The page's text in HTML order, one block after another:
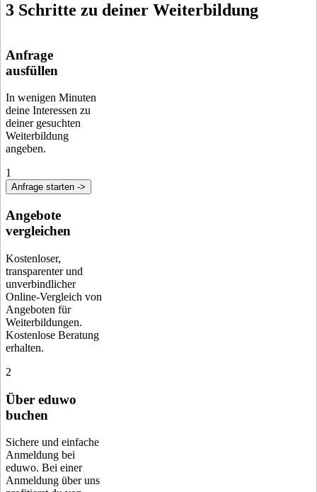
3 Schritte zu deiner Weiterbildung
Anfrage
ausfüllen
In wenigen Minuten
deine Interessen zu
deiner gesuchten
Weiterbildung
angeben.
1
Anfrage starten ->
Angebote
vergleichen
Kostenloser,
transparenter und
unverbindlicher
Online-Vergleich von
Angeboten für
Weiterbildungen.
Kostenlose Beratung
erhalten.
2
Über eduwo
buchen
Sichere und einfache
Anmeldung bei
eduwo. Bei einer
Anmeldung über uns